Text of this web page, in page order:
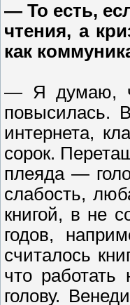
— То есть,
чтения, а
как
— Я думаю,
повысилась.
интернета,
сорок.
плеяда —
слабость,
книгой, в не
годов,
считалось
что
голову.